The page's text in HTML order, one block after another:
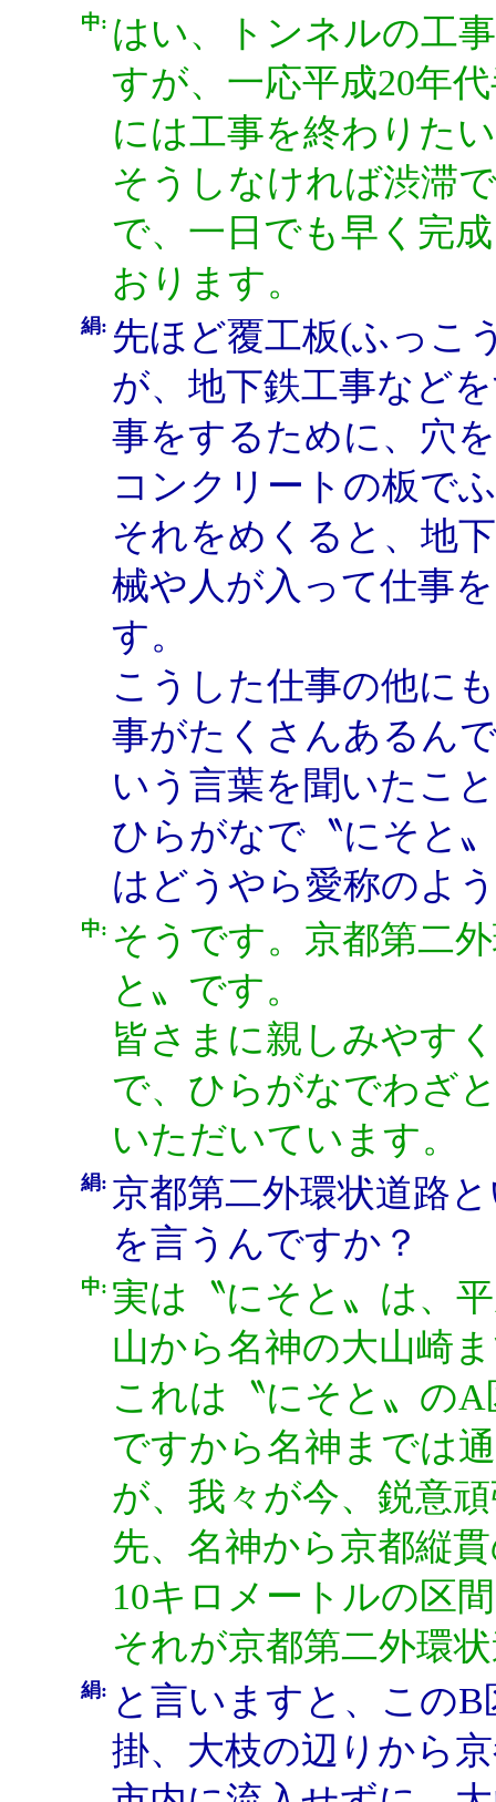
中: はい、トンネルの工
すが、一応平成20年
には工事を終わりた
そうしなければ渋滞
で、一日でも早く完
おります。
絹: 先ほど覆工板(ふっこ
が、地下鉄工事など
事をするために、穴
コンクリートの板で
それをめくると、地
械や人が入って仕事
す。
こうした仕事の他に
事がたくさんあるん
いう言葉を聞いたこ
ひらがなで〝にそと
はどうやら愛称のよ
中: そうです。京都第二
と〟です。
皆さまに親しみやす
で、ひらがなでわざ
いただいています。
絹: 京都第二外環状道路
を言うんですか？
中: 実は〝にそと〟は、
山から名神の大山崎
これは〝にそと〟の
ですから名神までは
が、我々が今、鋭意
先、名神から京都縦
10キロメートルの区
それが京都第二外環
絹: と言いますと、この
掛、大枝の辺りから